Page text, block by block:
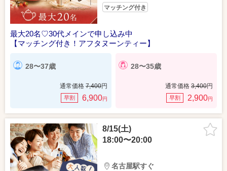
マッチング付き
最大20名♡30代メインで申し込み中
【マッチング付き！アフタヌーンティー】
28〜37歳
通常価格 7,400円
早割 6,900円
28〜35歳
通常価格 3,400円
早割 2,900円
8/15(土)
18:00〜20:00
名古屋駅すぐ